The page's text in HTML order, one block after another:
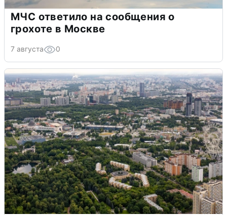
МЧС ответило на сообщения о
грохоте в Москве
7 августа 0